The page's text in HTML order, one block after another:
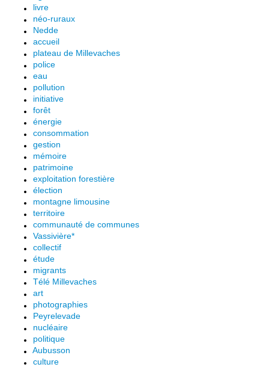
livre
néo-ruraux
Nedde
accueil
plateau de Millevaches
police
eau
pollution
initiative
forêt
énergie
consommation
gestion
mémoire
patrimoine
exploitation forestière
élection
montagne limousine
territoire
communauté de communes
Vassivière*
collectif
étude
migrants
Télé Millevaches
art
photographies
Peyrelevade
nucléaire
politique
Aubusson
culture